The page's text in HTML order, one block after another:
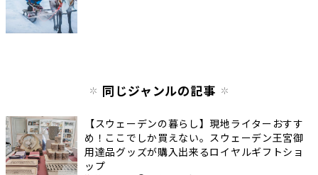
同じジャンルの記事
【スウェーデンの暮らし】現地ライターおすす
め！ここでしか買えない。スウェーデン王宮御
用達品グッズが購入出来るロイヤルギフトショ
ップ